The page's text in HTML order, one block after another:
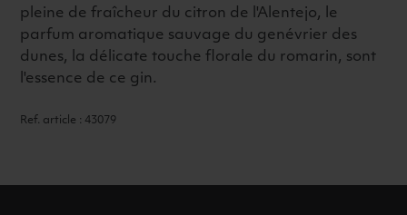
pleine de fraîcheur du citron de l'Alentejo, le
parfum aromatique sauvage du genévrier des
dunes, la délicate touche florale du romarin, sont
l'essence de ce gin.
Ref. article : 43079